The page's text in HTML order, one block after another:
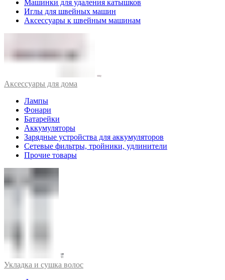
Машинки для удаления катышков
Иглы для швейных машин
Аксессуары к швейным машинам
Аксессуары для дома
Лампы
Фонари
Батарейки
Аккумуляторы
Зарядные устройства для аккумуляторов
Сетевые фильтры, тройники, удлинители
Прочие товары
Укладка и сушка волос